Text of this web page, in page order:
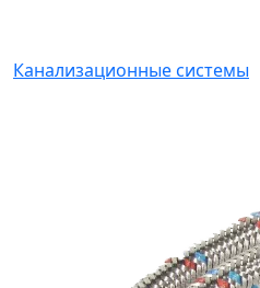
Канализационные системы